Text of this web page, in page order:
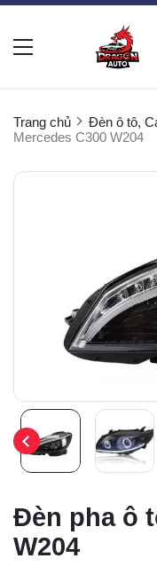
Trang chủ Đèn ô tô,
Mercedes C300 W204
Đèn pha ô
W204